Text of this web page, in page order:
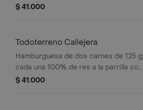
BBQ, tocineta, queso mozzarella,
$ 41.000
Todoterreno Callejera
Hamburguesa de dos carnes de 125 g
cada una 100% de res a la parrilla con
salsa bbq, tocineta, queso mozzarella,
$ 41.000